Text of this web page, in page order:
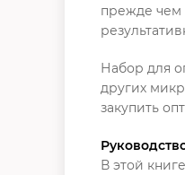
прежде чем
Набор для
других
закупить
В этой